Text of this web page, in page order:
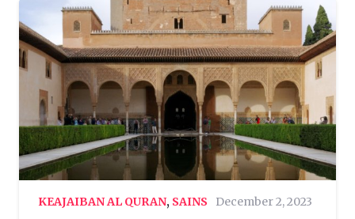
KEAJAIBAN AL QURAN, SAINS December 2, 2023